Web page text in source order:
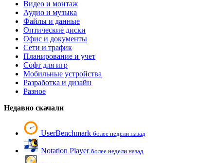
Видео и монтаж
Аудио и музыка
Файлы и данные
Оптические диски
Офис и документы
Сети и трафик
Планирование и учет
Софт для игр
Мобильные устройства
Разработка и дизайн
Разное
Недавно скачали
UserBenchmark более недели назад
Notation Player более недели назад